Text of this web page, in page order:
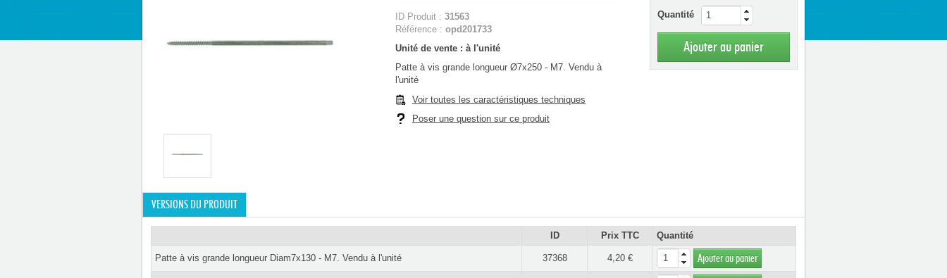
ID Produit : 31563
Référence : opd201733
Unité de vente : à l'unité
Patte à vis grande longueur Ø7x250 - M7. Vendu à
l'unité
Voir toutes les caractéristiques techniques
Poser une question sur ce produit
Quantité
Ajouter au panier
VERSIONS DU PRODUIT
ID Prix TTC Quantité
Patte à vis grande longueur Diam7x130 - M7. Vendu à l'unité 37368 4,20 € Ajouter au panier